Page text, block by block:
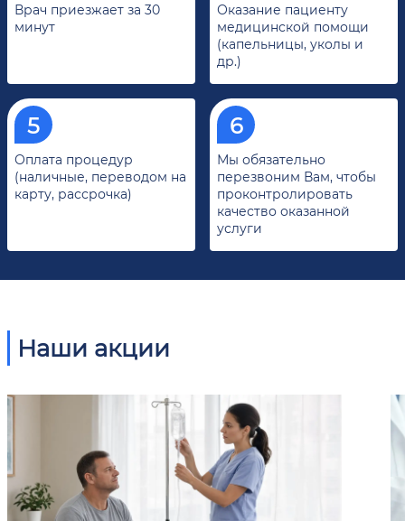
Врач приезжает за 30
минут
Оказание пациенту
медицинской помощи
(капельницы, уколы и
др.)
Оплата процедур
(наличные, переводом на
карту, рассрочка)
Мы обязательно
перезвоним Вам, чтобы
проконтролировать
качество оказанной
услуги
Наши акции